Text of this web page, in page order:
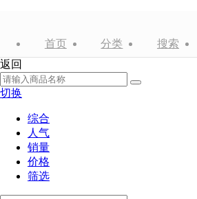
首页 分类 搜索
返回
切换
综合
人气
销量
价格
筛选